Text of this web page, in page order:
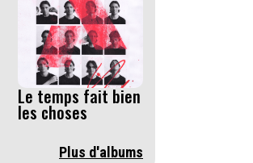
Le temps fait bien
les choses
Plus d'albums